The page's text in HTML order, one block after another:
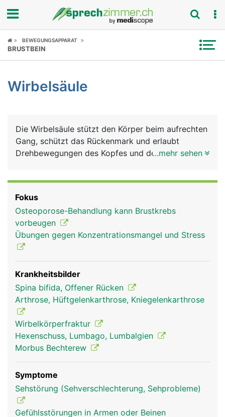
Fokus
Symptome
News
Rubriken
BEWEGUNGSAPPARAT
BRUSTBEIN
Wirbelsäule
Die Wirbelsäule stützt den Körper beim aufrechten
Gang, schützt das Rückenmark und erlaubt
Drehbewegungen des Kopfes und des Rumpfes.
Wirbelsäule Mann
...mehr sehen
Fokus
Osteoporose-Behandlung kann Brustkrebs
vorbeugen
Übungen gegen Konzentrationsmangel und Stress
Krankheitsbilder
Spina bifida, Offener Rücken
Arthrose, Hüftgelenkarthrose, Kniegelenkarthrose
Wirbelkörperfraktur
Hexenschuss, Lumbago, Lumbalgien
Morbus Bechterew
Symptome
Sehstörung (Sehverschlechterung, Sehprobleme)
Gefühlsstörungen in Armen oder Beinen